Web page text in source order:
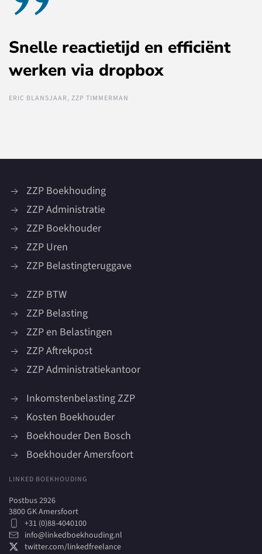
Snelle reactietijd en efficiënt
werken via dropbox
ERIC BLANSJAAR, ZZP TIMMERMAN
ZZP Boekhouding
ZZP Administratie
ZZP Boekhouder
ZZP Uren
ZZP Belastingteruggave
ZZP BTW
ZZP Belasting
ZZP en Belastingen
ZZP Aftrekpost
ZZP Administratiekantoor
Inkomstenbelasting ZZP
Kosten Boekhouder
Boekhouder Den Bosch
Boekhouder Amersfoort
LINKED BOEKHOUDING
Postbus 2926
3800 GK Amersfoort
+31 (0)88-4040100
info@linkedboekhouding.nl
twitter.com/linkedfreelance